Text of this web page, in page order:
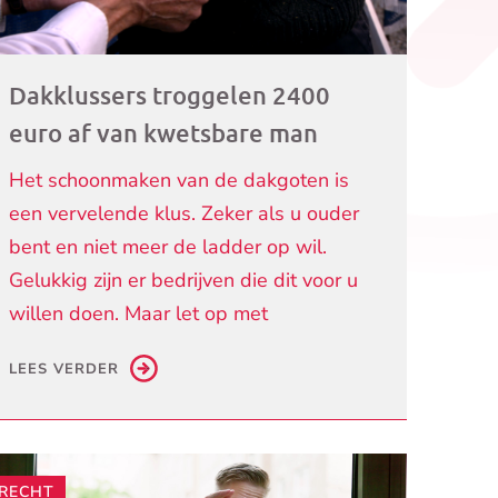
Dakklussers troggelen 2400
euro af van kwetsbare man
Het schoonmaken van de dakgoten is
een vervelende klus. Zeker als u ouder
bent en niet meer de ladder op wil.
Gelukkig zijn er bedrijven die dit voor u
willen doen. Maar let op met
LEES VERDER
RECHT